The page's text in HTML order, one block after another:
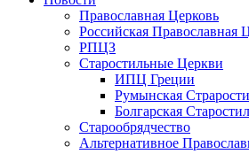
Православная Церковь
Российская Православная
РПЦЗ
Старостильные Церкви
ИПЦ Греции
Румынская
Болгарская
Старообрядчество
Альтернативное